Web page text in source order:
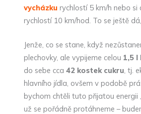
vycházku rychlostí 5 km/h nebo si
rychlostí 10 km/hod. To se ještě
Jenže, co se stane, když
plechovky, ale vypijeme celou 1,5 l
do sebe cca42 kostek cukru, tj.
hlavního jídla, ovšem v podobě
bychom chtěli tuto přijatou energii
už se pořádně protáhneme –